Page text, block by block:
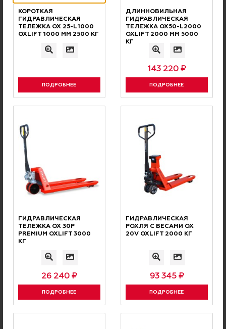
Максимальная гарантия на погрузчики Doosan с ДВС
составляет 5 лет или 5000 м/ч
( подробности у наших менеджеров)
Минимальная гарантия на новые погрузчики и
штабелеры составляет 12 мес или 2000 м/ч
ПО РОССИИ
Осуществляется транспортными
компаниями или Почтой России
БЕЗНАЛИЧНАЯ ОПЛАТА С НДС
Оплата производится
безналичным переводом с НДС
КОРОТКАЯ
ГИДРАВЛИЧЕСКАЯ
ТЕЛЕЖКА OX 25-L1000
OXLIFT 1000 ММ 2500 КГ
ПОДРОБНЕЕ
ДЛИННОВИЛЬНАЯ
ГИДРАВЛИЧЕСКАЯ
ТЕЛЕЖКА OX50-L2000
OXLIFT 2000 ММ 5000
КГ
143 220 ₽
ПОДРОБНЕЕ
ГИДРАВЛИЧЕСКАЯ
ТЕЛЕЖКА OX 30P
PREMIUM OXLIFT 3000
КГ
26 240 ₽
ПОДРОБНЕЕ
ГИДРАВЛИЧЕСКАЯ
РОХЛЯ С ВЕСАМИ OX
20V OXLIFT 2000 КГ
93 345 ₽
ПОДРОБНЕЕ